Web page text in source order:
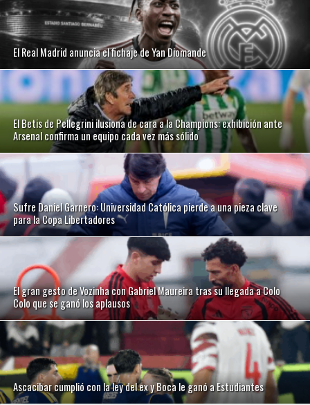
El Real Madrid anuncia el fichaje de Yan Diomande
El Betis de Pellegrini ilusiona de cara a la Champions: exhibición ante
Arsenal confirma un equipo cada vez más sólido
Sufre Daniel Garnero: Universidad Católica pierde a una pieza clave
para la Copa Libertadores
El gran gesto de Vozinha con Gabriel Maureira tras su llegada a Colo
Colo que se ganó los aplausos
Ascacibar cumplió con la ley del ex y Boca le ganó a Estudiantes